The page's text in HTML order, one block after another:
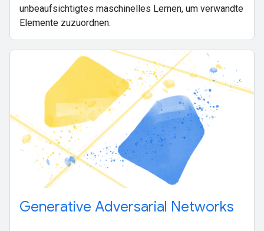
unbeaufsichtigtes maschinelles Lernen, um verwandte
Elemente zuzuordnen.
Generative Adversarial Networks